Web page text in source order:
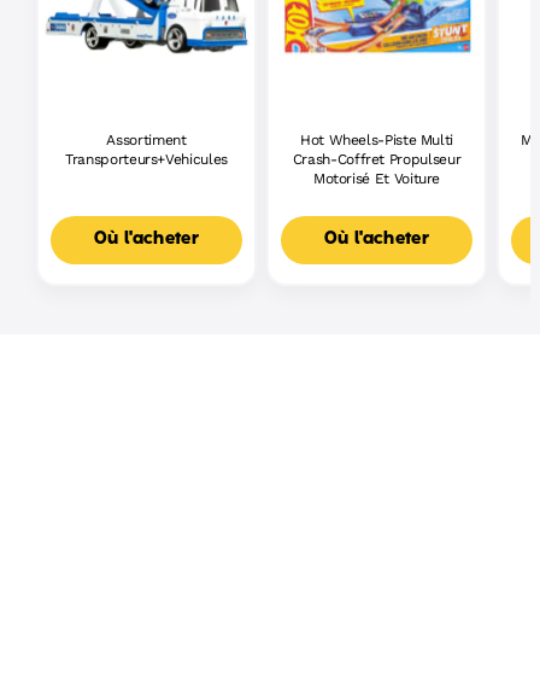
Assortiment
Transporteurs+Vehicules
Où l'acheter
Hot Wheels-Piste Multi
Crash-Coffret Propulseur
Motorisé Et Voiture
Où l'acheter